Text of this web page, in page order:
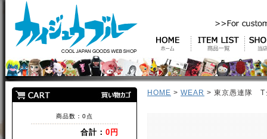
商品数：0点
合計： 0円
HOME > WEAR > 東京愚連隊 T